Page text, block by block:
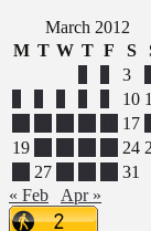
March 2012
M T W T F S
3
10
17
19
24
27
31
« Feb
Apr »